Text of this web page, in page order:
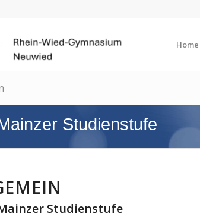
Home
Studienstufe
Studienstufe